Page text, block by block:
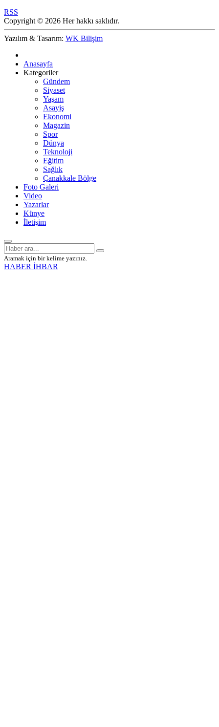
RSS
Copyright © 2026 Her hakkı saklıdır.
Yazılım & Tasarım: WK Bilişim
Anasayfa
Kategoriler
Gündem
Siyaset
Yaşam
Asayiş
Ekonomi
Magazin
Spor
Dünya
Teknoloji
Eğitim
Sağlık
Çanakkale Bölge
Foto Galeri
Video
Yazarlar
Künye
İletişim
Aramak için bir kelime yazınız.
HABER İHBAR